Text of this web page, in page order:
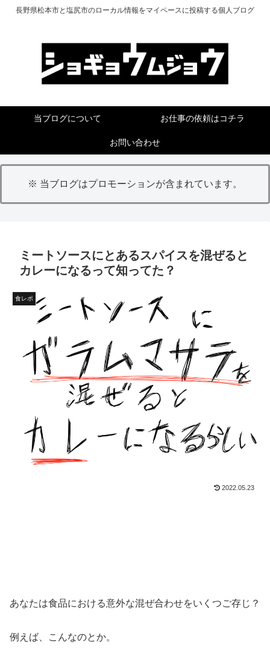
長野県松本市と塩尻市のローカル情報をマイペースに投稿する個人ブログ
当ブログについて お仕事の依頼はコチラ
お問い合わせ
※ 当ブログはプロモーションが含まれています。
ミートソースにとあるスパイスを混ぜると
カレーになるって知ってた？
食レポ
2022.05.23
あなたは食品における意外な混ぜ合わせをいくつご存じ？
例えば、こんなのとか。